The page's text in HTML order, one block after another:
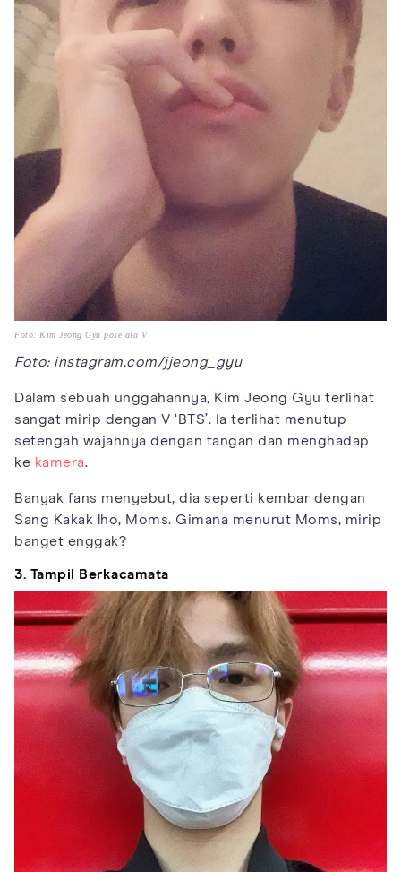
Foto: Kim Jeong Gyu pose ala V
Foto: instagram.com/jjeong_gyu
Dalam sebuah unggahannya, Kim Jeong Gyu terlihat
sangat mirip dengan V ‘BTS’. Ia terlihat menutup
setengah wajahnya dengan tangan dan menghadap
ke kamera.
Banyak fans menyebut, dia seperti kembar dengan
Sang Kakak lho, Moms. Gimana menurut Moms, mirip
banget enggak?
3. Tampil Berkacamata